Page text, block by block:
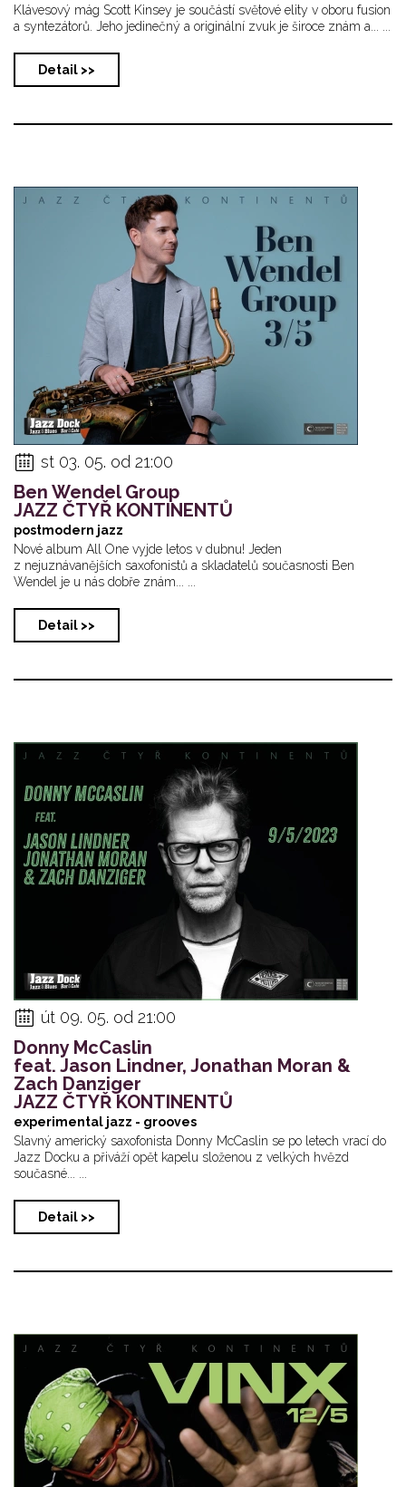
Klávesový mág Scott Kinsey je součástí světové elity v oboru fusion
a syntezátorů. Jeho jedinečný a originální zvuk je široce znám a... ...
Detail >>
st 03. 05. od 21:00
Ben Wendel Group
JAZZ ČTYŘ KONTINENTŮ
postmodern jazz
Nové album All One vyjde letos v dubnu! Jeden
z nejuznávanějších saxofonistů a skladatelů současnosti Ben
Wendel je u nás dobře znám... ...
Detail >>
út 09. 05. od 21:00
Donny McCaslin
feat. Jason Lindner, Jonathan Moran &
Zach Danziger
JAZZ ČTYŘ KONTINENTŮ
experimental jazz - grooves
Slavný americký saxofonista Donny McCaslin se po letech vrací do
Jazz Docku a přiváží opět kapelu složenou z velkých hvězd
současné... ...
Detail >>